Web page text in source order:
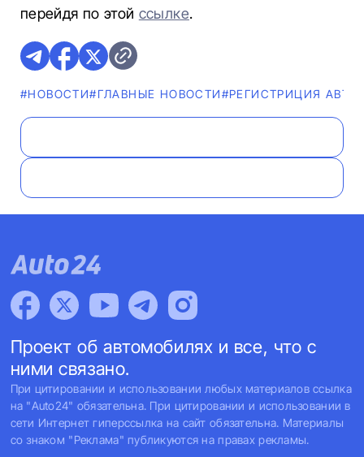
перейдя по этой ссылке.
#НОВОСТИ#ГЛАВНЫЕ НОВОСТИ#РЕГИСТРИЦИЯ
Проект об автомобилях и все, что с
ними связано.
При цитировании и использовании любых материалов ссылка
на "Auto24" обязательна. При цитировании и использовании в
сети Интернет гиперссылка на сайт обязательна. Материалы
со знаком "Реклама" публикуются на правах рекламы.